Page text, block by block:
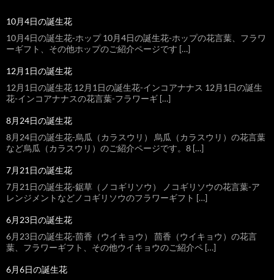
10月4日の誕生花
10月4日の誕生花-ホップ 10月4日の誕生花-ホップの花言葉、フラワ
ーギフト、その他ホップのご紹介ページです […]
12月1日の誕生花
12月1日の誕生花 12月1日の誕生花-インコアナナス 12月1日の誕生
花-インコアナナスの花言葉-フラワーギ […]
8月24日の誕生花
8月24日の誕生花-烏瓜（カラスウリ） 烏瓜（カラスウリ）の花言葉
など烏瓜（カラスウリ）のご紹介ページです。8 […]
7月21日の誕生花
7月21日の誕生花-鋸草（ノコギリソウ） ノコギリソウの花言葉-ア
レンジメントなどノコギリソウのフラワーギフト […]
6月23日の誕生花
6月23日の誕生花-茴香（ウイキョウ） 茴香（ウイキョウ）の花言
葉、フラワーギフト、その他ウイキョウのご紹介ペ […]
6月6日の誕生花